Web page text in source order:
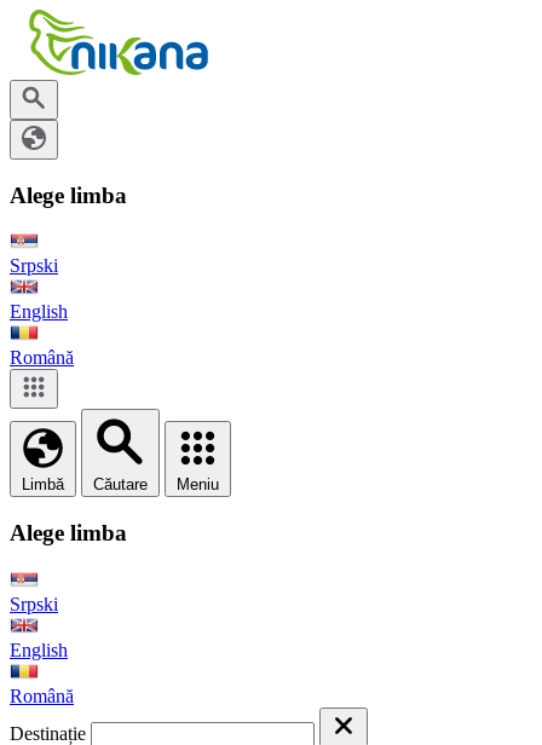
Alege limba
Srpski
English
Română
Limbă Căutare Meniu
Alege limba
Srpski
English
Română
Destinație